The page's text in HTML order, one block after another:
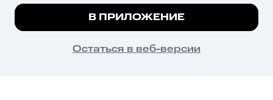
психотропных веществ, их аналогов причиняет вред здоровью,
их незаконный оборот запрещён и влечёт установленную
законодательством ответственность.
© 2026 ООО «КИОН».
Все права защищены
Мы используем куки, чтобы на сайте все
Подробнее
ПОНЯТНО
В ПРИЛОЖЕНИЕ
Остаться в веб-версии